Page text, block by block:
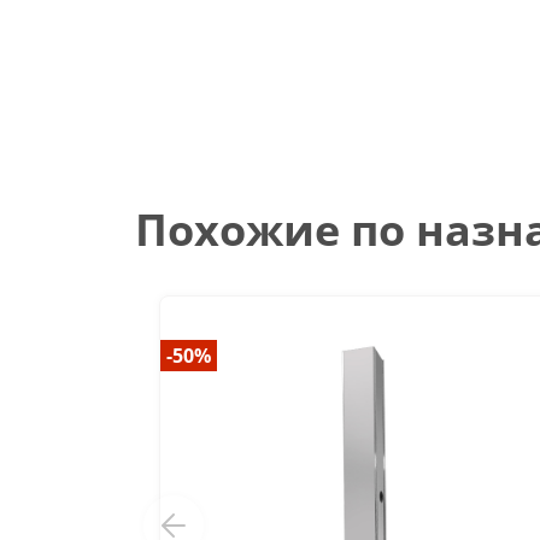
Похожие по
-50%